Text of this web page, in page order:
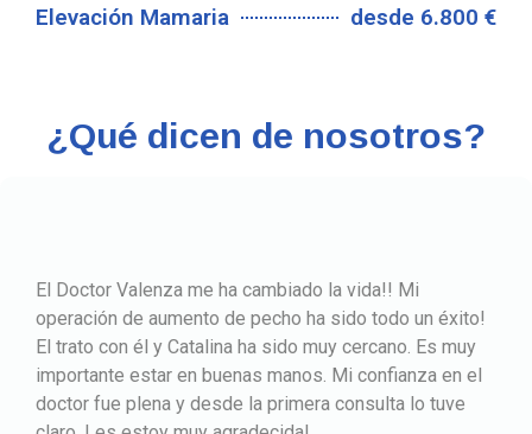
Elevación Mamaria desde 6.800 €
¿Qué dicen de nosotros?
Fui recomendada por unas amigas y no pude
mejores manos. Me operó del pecho hace ya 7
y estoy encantada. Ha quedado tal cual se lo
acorde con mi cuerpo, y con la caída propia de
natural. La cicatriz aún se ve pero es muy fina e